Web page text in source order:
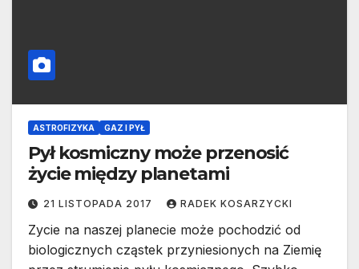
ASTROFIZYKA GAZ I PYŁ
Pył kosmiczny może przenosić
życie między planetami
21 LISTOPADA 2017 RADEK KOSARZYCKI
Zycie na naszej planecie może pochodzić od
biologicznych cząstek przyniesionych na Ziemię